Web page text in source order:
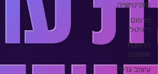
ומוניטיזציה
פרסום
דיגיטלי
הרחבת
אופקים
עיצוב גרפי